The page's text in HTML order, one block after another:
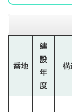
番地
建
設
年
度
構